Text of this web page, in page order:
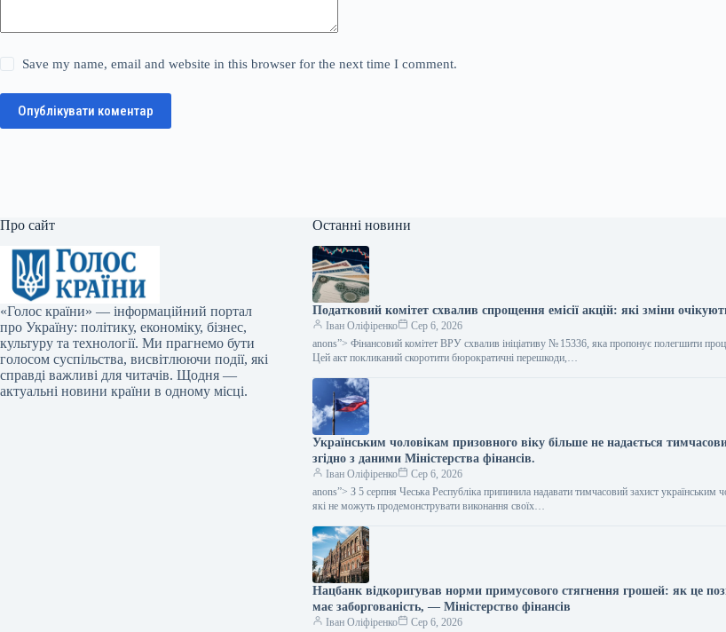
Save my name, email and website in this browser for the next time I comment.
Опублікувати коментар
Про сайт
«Голос країни» — інформаційний портал
про Україну: політику, економіку, бізнес,
культуру та технології. Ми прагнемо бути
голосом суспільства, висвітлюючи події, які
справді важливі для читачів. Щодня —
актуальні новини країни в одному місці.
Останні новини
Податковий комітет схвалив спрощення емісії акцій: які зміни
Іван Оліфіренко
Сер 6, 2026
anons”> Фінансовий комітет ВРУ схвалив ініціативу № 15336, яка пропонує полегшити
Цей акт покликаний скоротити бюрократичні перешкоди,…
Українським чоловікам призовного віку більше не надається
згідно з даними Міністерства фінансів.
Іван Оліфіренко
Сер 6, 2026
anons”> З 5 серпня Чеська Республіка припинила надавати тимчасовий захист українським
які не можуть продемонструвати виконання своїх…
Нацбанк відкоригував норми примусового стягнення грошей: як це
має заборгованість, — Міністерство фінансів
Іван Оліфіренко Сер 6, 2026